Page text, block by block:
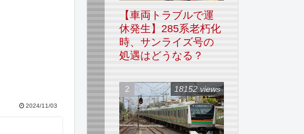
2024/11/03
【車両トラブルで運
休発生】285系老朽化
時、サンライズ号の
処遇はどうなる？
18152 views